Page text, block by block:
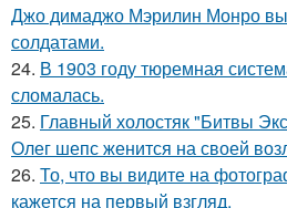
Джо димаджо Мэрилин Монро
солдатами.
24. В 1903 году тюремная
сломалась.
25. Главный холостяк "Битвы
Олег шепс женится на своей
26. То, что вы видите на
кажется на первый взгляд.